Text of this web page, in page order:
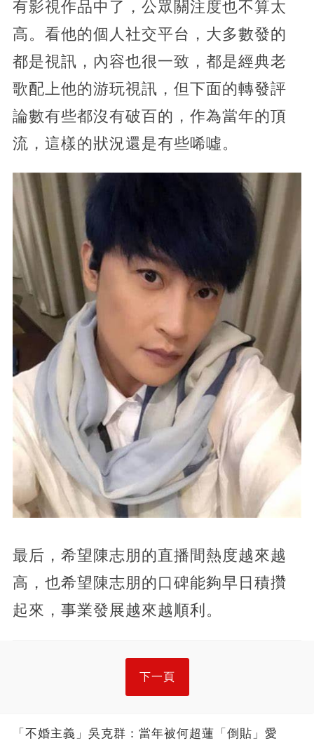
有影視作品中了，公眾關注度也不算太
高。看他的個人社交平台，大多數發的
都是視訊，內容也很一致，都是經典老
歌配上他的游玩視訊，但下面的轉發評
論數有些都沒有破百的，作為當年的頂
流，這樣的狀況還是有些唏噓。
最后，希望陳志朋的直播間熱度越來越
高，也希望陳志朋的口碑能夠早日積攢
起來，事業發展越來越順利。
下一頁
「不婚主義」吳克群：當年被何超蓮「倒貼」愛